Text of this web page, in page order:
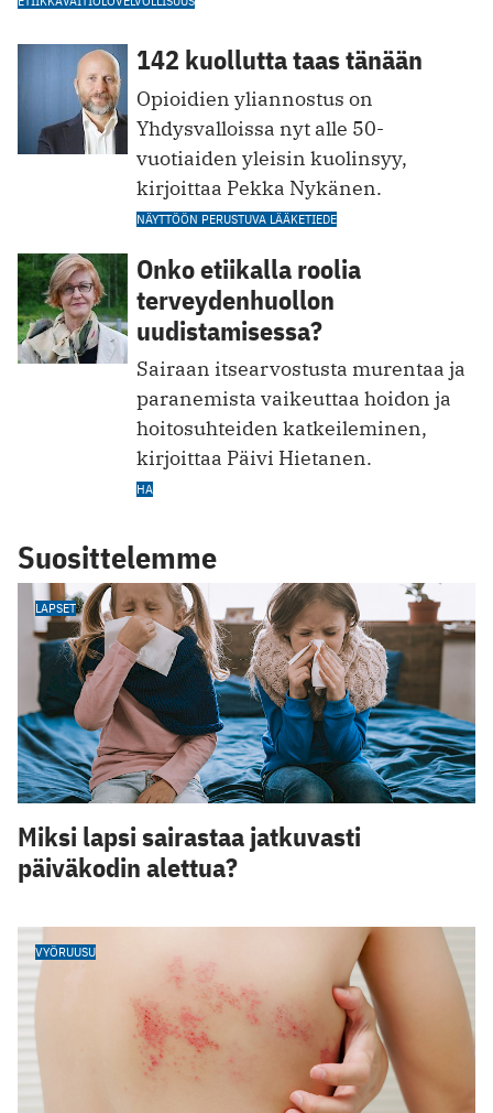
142 kuollutta taas tänään
Opioidien yliannostus on
Yhdysvalloissa nyt alle 50-
vuotiaiden yleisin kuolinsyy,
kirjoittaa Pekka Nykänen.
NÄYTTÖÖN PERUSTUVA LÄÄKETIEDE
Onko etiikalla roolia
terveydenhuollon
uudistamisessa?
Sairaan itsearvostusta murentaa ja
paranemista vaikeuttaa hoidon ja
hoitosuhteiden katkeileminen,
kirjoittaa Päivi Hietanen.
HA
Suosittelemme
LAPSET
Miksi lapsi sairastaa jatkuvasti
päiväkodin alettua?
VYÖRUUSU